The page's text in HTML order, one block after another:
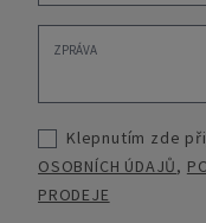
Klepnutím zde
OSOBNÍCH ÚDAJŮ,
PRODEJE